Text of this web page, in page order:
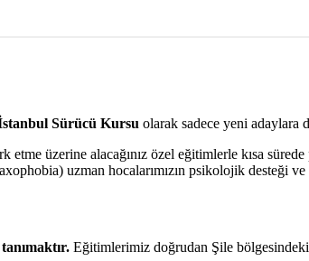
Sürücü Kursu olarak sadece yeni adaylara
üzerine alacağınız özel eğitimlerle kısa
uzman hocalarımızın psikolojik desteği ve
Eğitimlerimiz doğrudan Şile